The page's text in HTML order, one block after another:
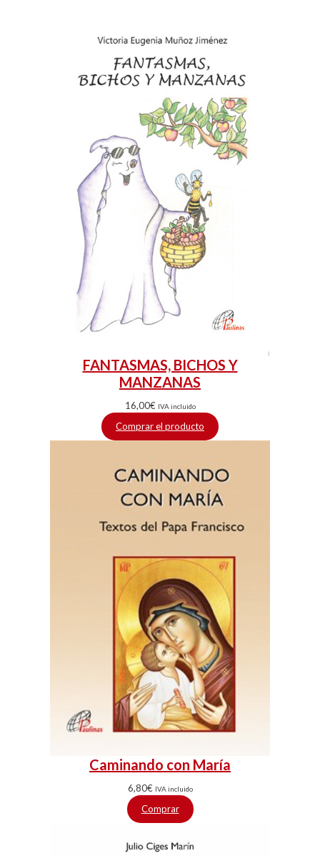
FANTASMAS, BICHOS Y
MANZANAS
16,00€ IVA incluido
Comprar el producto
Caminando con María
6,80€ IVA incluido
Comprar